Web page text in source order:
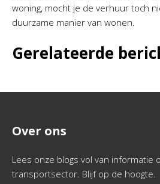
woning, mocht je de verhuur toch
duurzame manier van wonen.
Gerelateerde
Over ons
Lees onze blogs vol van informatie
transportsector. Blijf op de hoogte.